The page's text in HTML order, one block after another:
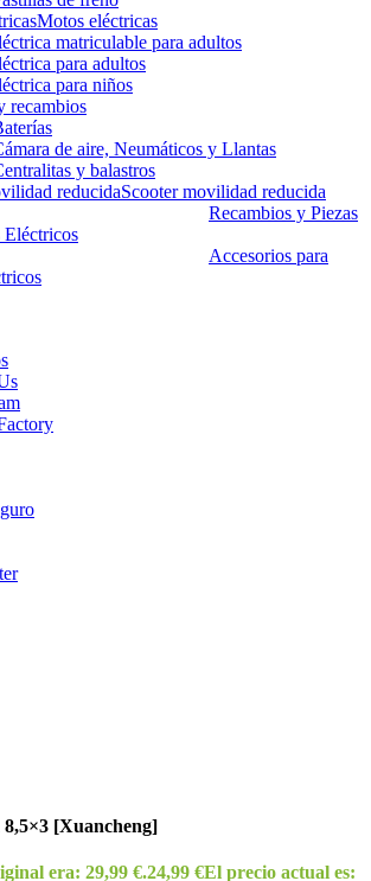
Motos eléctricas
matriculable para adultos
para adultos
para niños
recambios
de aire, Neumáticos y Llantas
y balastros
Scooter movilidad reducida
Recambios y Piezas
Eléctricos
Accesorios para
[Xuancheng]
era: 29,99 €.24,99 €El precio actual es: